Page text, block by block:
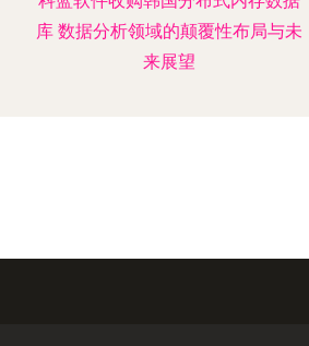
库 数据分析领域的颠覆性布局与未
来展望